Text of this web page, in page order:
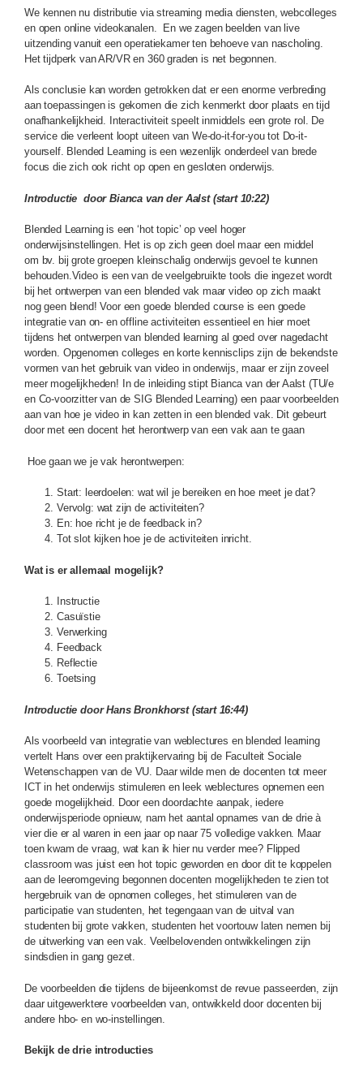
We kennen nu distributie via streaming media diensten, webcolleges
en open online videokanalen. En we zagen beelden van live
uitzending vanuit een operatiekamer ten behoeve van nascholing.
Het tijdperk van AR/VR en 360 graden is net begonnen.
Als conclusie kan worden getrokken dat er een enorme verbreding
aan toepassingen is gekomen die zich kenmerkt door plaats en tijd
onafhankelijkheid. Interactiviteit speelt inmiddels een grote rol. De
service die verleent loopt uiteen van We-do-it-for-you tot Do-it-
yourself. Blended Learning is een wezenlijk onderdeel van brede
focus die zich ook richt op open en gesloten onderwijs.
Introductie door Bianca van der Aalst (start 10:22)
Blended Learning is een ‘hot topic’ op veel hoger
onderwijsinstellingen. Het is op zich geen doel maar een middel
om bv. bij grote groepen kleinschalig onderwijs gevoel te kunnen
behouden.Video is een van de veelgebruikte tools die ingezet wordt
bij het ontwerpen van een blended vak maar video op zich maakt
nog geen blend! Voor een goede blended course is een goede
integratie van on- en offline activiteiten essentieel en hier moet
tijdens het ontwerpen van blended learning al goed over nagedacht
worden. Opgenomen colleges en korte kennisclips zijn de bekendste
vormen van het gebruik van video in onderwijs, maar er zijn zoveel
meer mogelijkheden! In de inleiding stipt Bianca van der Aalst (TU/e
en Co-voorzitter van de SIG Blended Learning) een paar voorbeelden
aan van hoe je video in kan zetten in een blended vak. Dit gebeurt
door met een docent het herontwerp van een vak aan te gaan
Hoe gaan we je vak herontwerpen:
Start: leerdoelen: wat wil je bereiken en hoe meet je dat?
Vervolg: wat zijn de activiteiten?
En: hoe richt je de feedback in?
Tot slot kijken hoe je de activiteiten inricht.
Wat is er allemaal mogelijk?
Instructie
Casuïstie
Verwerking
Feedback
Reflectie
Toetsing
Introductie door Hans Bronkhorst (start 16:44)
Als voorbeeld van integratie van weblectures en blended learning
vertelt Hans over een praktijkervaring bij de Faculteit Sociale
Wetenschappen van de VU. Daar wilde men de docenten tot meer
ICT in het onderwijs stimuleren en leek weblectures opnemen een
goede mogelijkheid. Door een doordachte aanpak, iedere
onderwijsperiode opnieuw, nam het aantal opnames van de drie à
vier die er al waren in een jaar op naar 75 volledige vakken. Maar
toen kwam de vraag, wat kan ik hier nu verder mee? Flipped
classroom was juist een hot topic geworden en door dit te koppelen
aan de leeromgeving begonnen docenten mogelijkheden te zien tot
hergebruik van de opnomen colleges, het stimuleren van de
participatie van studenten, het tegengaan van de uitval van
studenten bij grote vakken, studenten het voortouw laten nemen bij
de uitwerking van een vak. Veelbelovenden ontwikkelingen zijn
sindsdien in gang gezet.
De voorbeelden die tijdens de bijeenkomst de revue passeerden, zijn
daar uitgewerktere voorbeelden van, ontwikkeld door docenten bij
andere hbo- en wo-instellingen.
Bekijk de drie introducties